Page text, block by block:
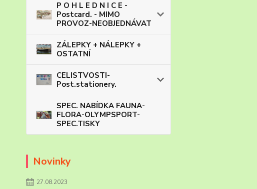
P O H L E D N I C E -
Postcard. - MIMO
PROVOZ-NEOBJEDNÁVAT
ZÁLEPKY + NÁLEPKY +
OSTATNÍ
CELISTVOSTI-
Post.stationery.
SPEC. NABÍDKA FAUNA-
FLORA-OLYMPSPORT-
SPEC.TISKY
Novinky
27.08.2023